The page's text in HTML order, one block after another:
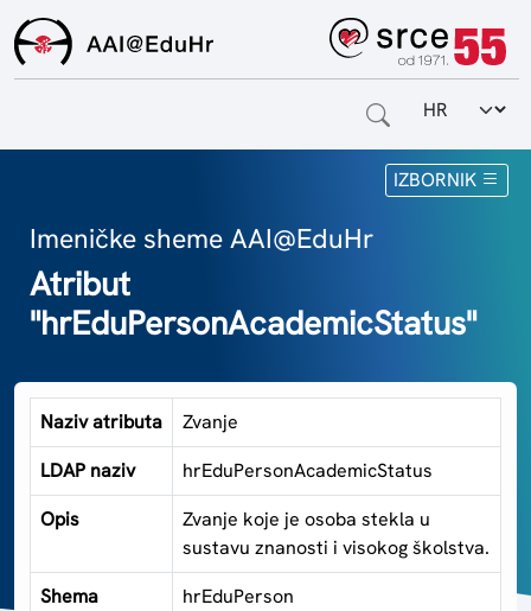
Odabir
IZBORNIK
Za krajnje korisnike
Za matične ustanove
O sustavu
Kontakt
Imeničke sheme AAI@EduHr
Atribut
"hrEduPersonAcademicStatus"
Naziv atributa
Zvanje
LDAP naziv
hrEduPersonAcademicStatus
Opis
Zvanje koje je osoba stekla u
sustavu znanosti i visokog školstva.
Shema
hrEduPerson